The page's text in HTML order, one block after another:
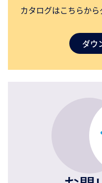
カタログはこちらから
ダウ